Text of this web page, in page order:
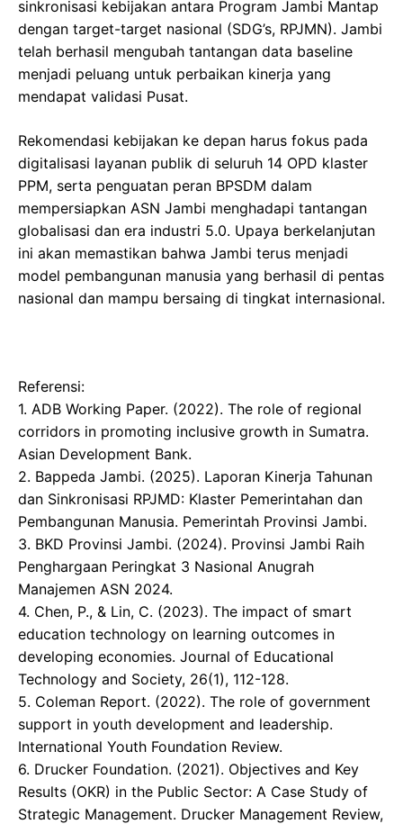
sinkronisasi kebijakan antara Program Jambi Mantap
dengan target-target nasional (SDG’s, RPJMN). Jambi
telah berhasil mengubah tantangan data baseline
menjadi peluang untuk perbaikan kinerja yang
mendapat validasi Pusat.
​Rekomendasi kebijakan ke depan harus fokus pada
digitalisasi layanan publik di seluruh 14 OPD klaster
PPM, serta penguatan peran BPSDM dalam
mempersiapkan ASN Jambi menghadapi tantangan
globalisasi dan era industri 5.0. Upaya berkelanjutan
ini akan memastikan bahwa Jambi terus menjadi
model pembangunan manusia yang berhasil di pentas
nasional dan mampu bersaing di tingkat internasional.
​Referensi:
1. ​ADB Working Paper. (2022). The role of regional
corridors in promoting inclusive growth in Sumatra.
Asian Development Bank.
2. ​Bappeda Jambi. (2025). Laporan Kinerja Tahunan
dan Sinkronisasi RPJMD: Klaster Pemerintahan dan
Pembangunan Manusia. Pemerintah Provinsi Jambi.
3. ​BKD Provinsi Jambi. (2024). Provinsi Jambi Raih
Penghargaan Peringkat 3 Nasional Anugrah
Manajemen ASN 2024.
4. Chen, P., & Lin, C. (2023). The impact of smart
education technology on learning outcomes in
developing economies. Journal of Educational
Technology and Society, 26(1), 112-128.
5. ​Coleman Report. (2022). The role of government
support in youth development and leadership.
International Youth Foundation Review.
6. Drucker Foundation. (2021). Objectives and Key
Results (OKR) in the Public Sector: A Case Study of
Strategic Management. Drucker Management Review,